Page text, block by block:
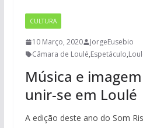
CULTURA
10 Março, 2020
JorgeEusebio
Câmara de Loulé,Espetáculo,
Música e
unir-se em Loulé
A edição deste ano do Som